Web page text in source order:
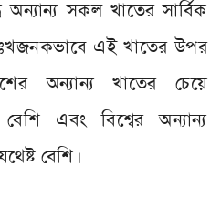
অন্যান্য সকল খাতের সার্বিক
দুঃখজনকভাবে এই খাতের উপর
অন্যান্য খাতের চেয়ে
এবং বিশ্বের অন্যান্য
বেশি।